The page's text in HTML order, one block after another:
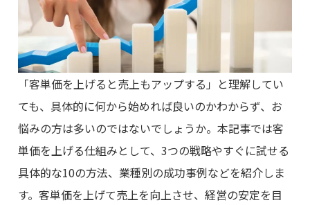
「客単価を上げると売上もアップする」と理解してい
ても、具体的に何から始めれば良いのかわからず、お
悩みの方は多いのではないでしょうか。本記事では客
単価を上げる仕組みとして、3つの戦略やすぐに試せる
具体的な10の方法、業種別の成功事例などを紹介しま
す。客単価を上げて売上を向上させ、経営の安定を目